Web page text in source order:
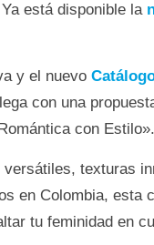
Ya está disponible la
y el nuevo
con una
con Estilo».
versátiles, texturas
en Colombia, esta
tu feminidad en